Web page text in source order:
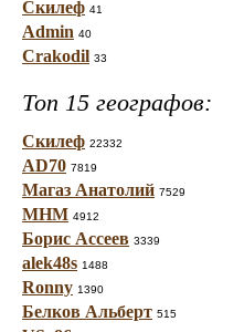
Скилеф 41
Admin 40
Crakodil 33
Топ 15 географов:
Скилеф 22332
AD70 7819
Магаз Анатолий 7529
МНМ 4912
Борис Ассеев 3339
alek48s 1488
Ronny 1390
Белков Альберт 515